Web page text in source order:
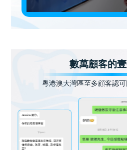
數萬顧客的
粵港澳大灣區至多顧客認